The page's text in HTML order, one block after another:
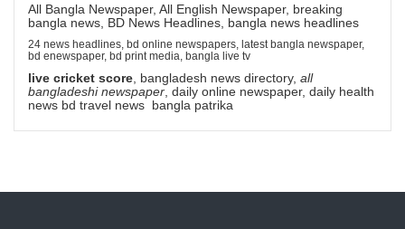
All Bangla Newspaper, All English Newspaper, breaking
bangla news, BD News Headlines, bangla news headlines
24 news headlines, bd online newspapers, latest bangla newspaper,
bd enewspaper, bd print media, bangla live tv
live cricket score , bangladesh news directory, all
bangladeshi newspaper , daily online newspaper, daily health
news bd travel news bangla patrika